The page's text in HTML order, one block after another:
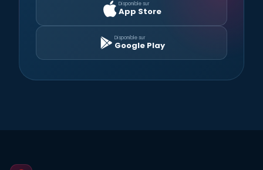
Disponible sur
App Store
Disponible sur
Google Play